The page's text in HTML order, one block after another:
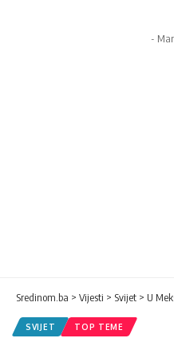
-
Sredinom.ba > Vijesti > Svijet > U
SVIJET TOP TEME